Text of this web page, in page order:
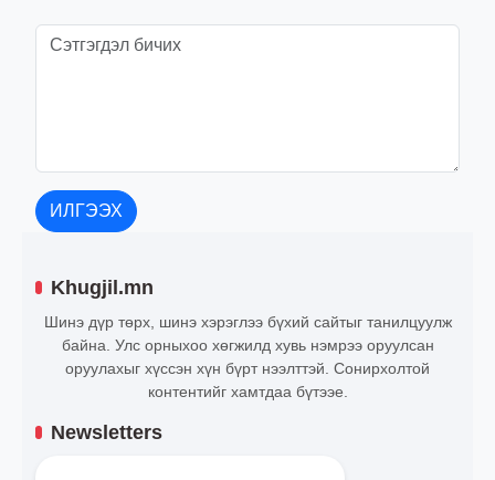
ИЛГЭЭХ
Khugjil.mn
Шинэ дүр төрх, шинэ хэрэглээ бүхий сайтыг танилцуулж
байна. Улс орныхоо хөгжилд хувь нэмрээ оруулсан
оруулахыг хүссэн хүн бүрт нээлттэй. Сонирхолтой
контентийг хамтдаа бүтээе.
Newsletters